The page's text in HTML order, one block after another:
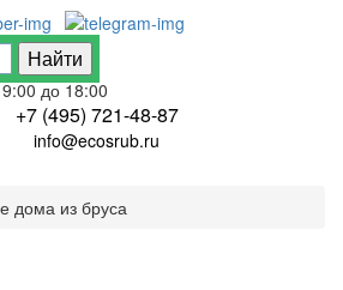
до 18:00
+7 (495) 721-48-87
info@ecosrub.ru
дома из бруса